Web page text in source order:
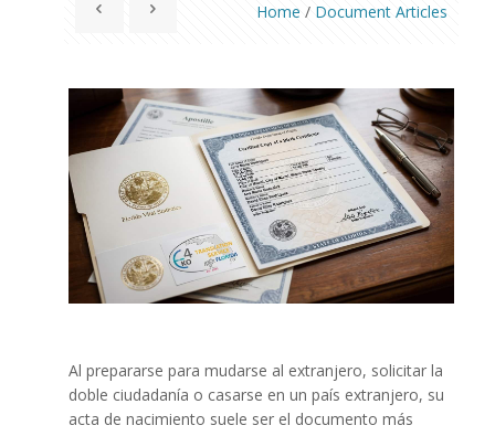
Home / Document Articles
Al prepararse para mudarse al extranjero, solicitar la
doble ciudadanía o casarse en un país extranjero, su
acta de nacimiento suele ser el documento más